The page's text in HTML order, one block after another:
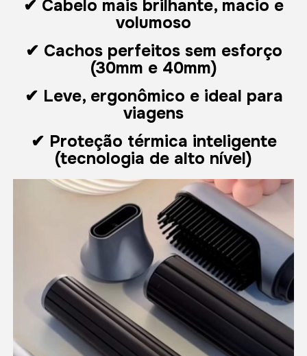
✔ Cabelo mais brilhante, macio e
volumoso
✔ Cachos perfeitos sem esforço
(30mm e 40mm)
✔ Leve, ergonômico e ideal para
viagens
✔ Proteção térmica inteligente
(tecnologia de alto nível)